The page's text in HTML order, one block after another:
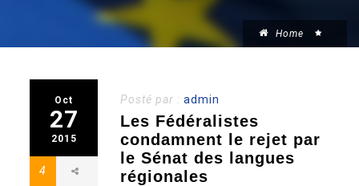
Home
Oct
27
2015
4
Posté par :admin
Les Fédéralistes
condamnent le rejet par
le Sénat des langues
régionales